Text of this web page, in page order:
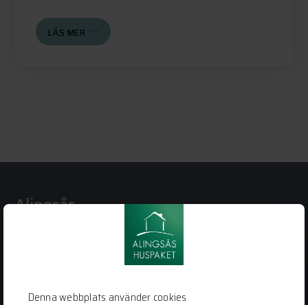
Denna webbplats använder cookies
LÄS MER
Alingsås
info@alingsashuspaket.se